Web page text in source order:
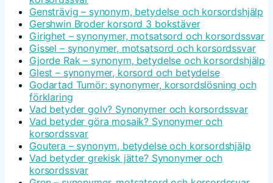
Gensträvig – synonym, betydelse och korsordshjälp
Gershwin Broder korsord 3 bokstäver
Girighet – synonymer, motsatsord och korsordssvar
Gissel – synonymer, motsatsord och korsordssvar
Gjorde Rak – synonym, betydelse och korsordshjälp
Glest – synonymer, korsord och betydelse
Godartad Tumör: synonymer, korsordslösning och
förklaring
Vad betyder golv? Synonymer och korsordssvar
Vad betyder göra mosaik? Synonymer och
korsordssvar
Goutera – synonym, betydelse och korsordshjälp
Vad betyder grekisk jätte? Synonymer och
korsordssvar